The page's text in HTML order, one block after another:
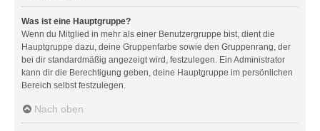
Was ist eine Hauptgruppe?
Wenn du Mitglied in mehr als einer Benutzergruppe bist, dient die
Hauptgruppe dazu, deine Gruppenfarbe sowie den Gruppenrang, der
bei dir standardmäßig angezeigt wird, festzulegen. Ein Administrator
kann dir die Berechtigung geben, deine Hauptgruppe im persönlichen
Bereich selbst festzulegen.
Nach oben